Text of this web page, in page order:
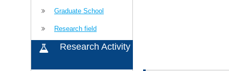
Graduate School
Research field
Research Activity